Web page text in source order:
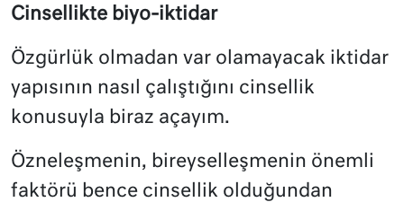
Cinsellikte biyo-iktidar
Özgürlük olmadan var olamayacak iktidar
yapısının nasıl çalıştığını cinsellik
konusuyla biraz açayım.
Özneleşmenin, bireyselleşmenin önemli
faktörü bence cinsellik olduğundan